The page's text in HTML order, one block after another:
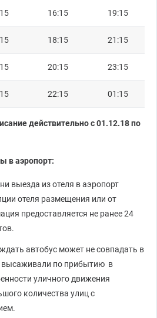
16:15 19:15
18:15 21:15
20:15 23:15
22:15 01:15
действительно с 01.12.18 по
в аэропорт:
выезда из отеля в аэропорт
отеля размещения или от
предоставляется не ранее 24
автобус может не совпадать в
высаживали по прибытию в
уличного движения
количества улиц с